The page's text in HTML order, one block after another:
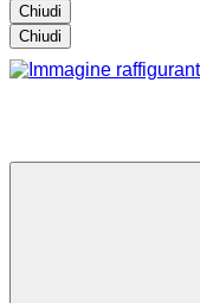
Chiudi
Chiudi